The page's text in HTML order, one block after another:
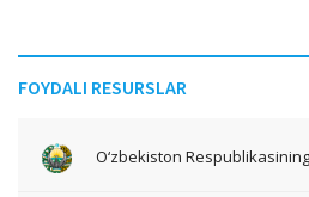
FOYDALI RESURSLAR
O‘zbekiston